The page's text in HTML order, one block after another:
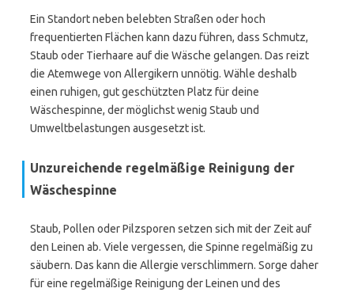
Ein Standort neben belebten Straßen oder hoch
frequentierten Flächen kann dazu führen, dass Schmutz,
Staub oder Tierhaare auf die Wäsche gelangen. Das reizt
die Atemwege von Allergikern unnötig. Wähle deshalb
einen ruhigen, gut geschützten Platz für deine
Wäschespinne, der möglichst wenig Staub und
Umweltbelastungen ausgesetzt ist.
Unzureichende regelmäßige Reinigung der
Wäschespinne
Staub, Pollen oder Pilzsporen setzen sich mit der Zeit auf
den Leinen ab. Viele vergessen, die Spinne regelmäßig zu
säubern. Das kann die Allergie verschlimmern. Sorge daher
für eine regelmäßige Reinigung der Leinen und des